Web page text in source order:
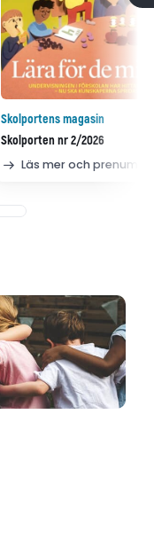
Skolportens magasin
Skolporten nr 2/2026
Läs mer och